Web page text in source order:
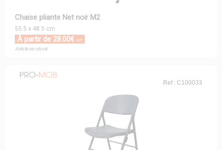
Chaise pliante Net noir M2
55.5 x 48.5 cm
À partir de 28.00€ HT
Article en stock
Ref : C100033